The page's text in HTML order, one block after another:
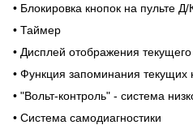
• Блокировка кнопок на пульте Д/
• Таймер
• Дисплей отображения
• Функция запоминания текущих
• "Вольт-контроль" - система
• Система самодиагностики